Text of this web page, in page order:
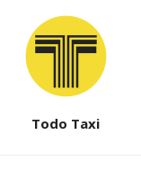
Todo Taxi